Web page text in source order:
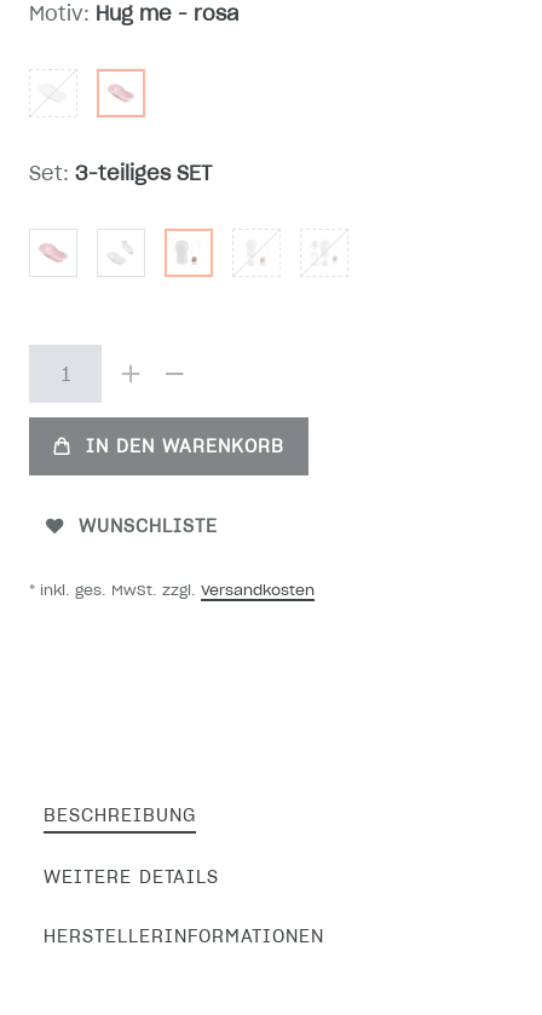
Motiv: Hug me - rosa
Set: 3-teiliges SET
IN DEN WARENKORB
WUNSCHLISTE
* inkl. ges. MwSt. zzgl. Versandkosten
BESCHREIBUNG
WEITERE DETAILS
HERSTELLERINFORMATIONEN